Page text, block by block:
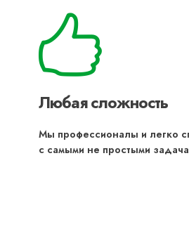
Любая сложность
Мы профессионалы и легко
с самыми не простыми